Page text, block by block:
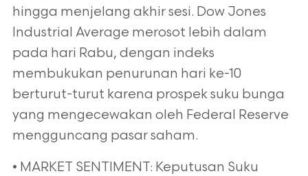
hingga menjelang akhir sesi. Dow Jones
Industrial Average merosot lebih dalam
pada hari Rabu, dengan indeks
membukukan penurunan hari ke-10
berturut-turut karena prospek suku bunga
yang mengecewakan oleh Federal Reserve
mengguncang pasar saham.
• MARKET SENTIMENT: Keputusan Suku